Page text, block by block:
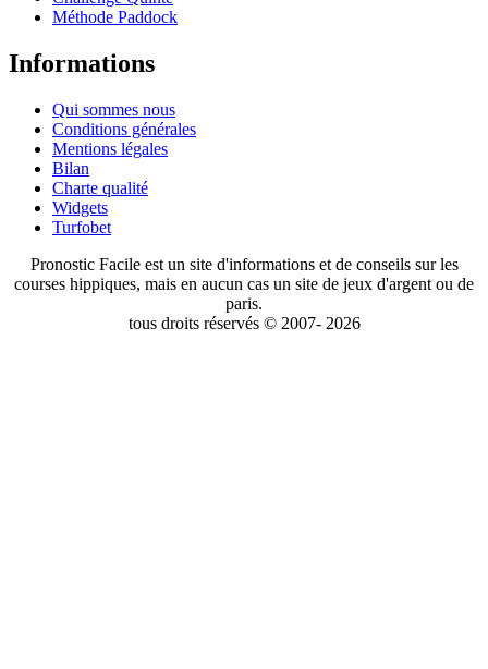
Méthode Paddock
Informations
Qui sommes nous
Conditions générales
Mentions légales
Bilan
Charte qualité
Widgets
Turfobet
Pronostic Facile est un site d'informations et de conseils sur les
courses hippiques, mais en aucun cas un site de jeux d'argent ou de
paris.
tous droits réservés © 2007- 2026